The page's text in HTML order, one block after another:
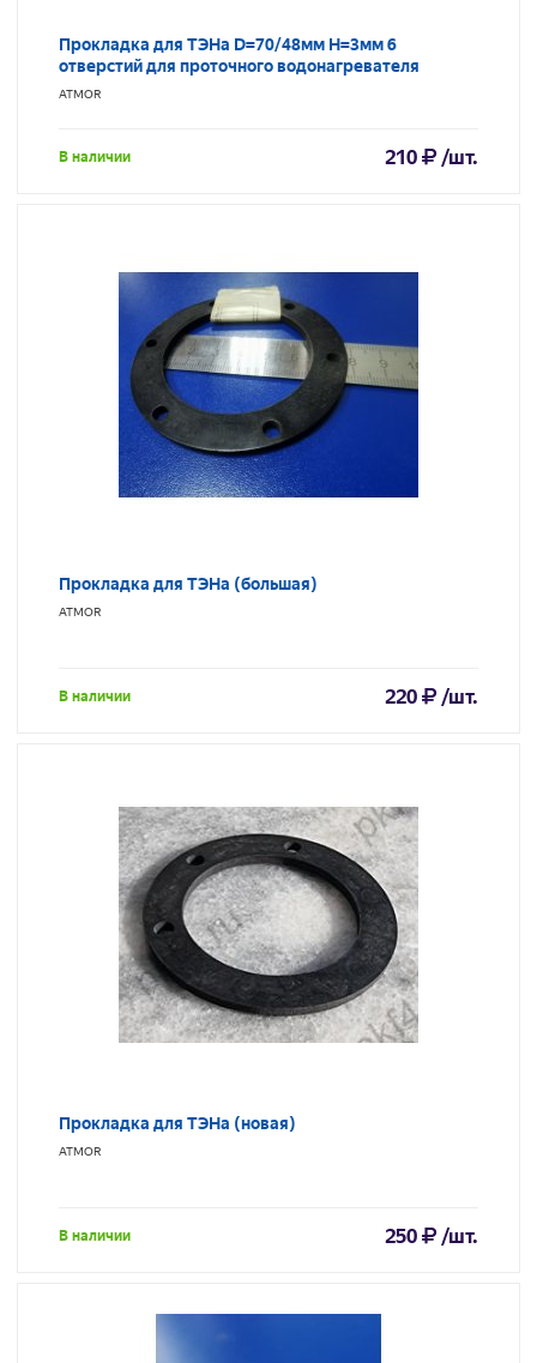
Прокладка для ТЭНа D=70/48мм H=3мм 6
отверстий для проточного водонагревателя
ATMOR
В наличии 210 /шт.
Прокладка для ТЭНа (большая)
ATMOR
В наличии 220 /шт.
Прокладка для ТЭНа (новая)
ATMOR
В наличии 250 /шт.